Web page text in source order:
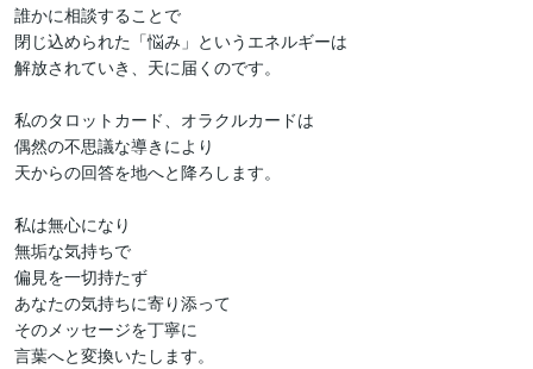
誰かに相談することで
閉じ込められた「悩み」というエネルギーは
解放されていき、天に届くのです。
私のタロットカード、オラクルカードは
偶然の不思議な導きにより
天からの回答を地へと降ろします。
私は無心になり
無垢な気持ちで
偏見を一切持たず
あなたの気持ちに寄り添って
そのメッセージを丁寧に
言葉へと変換いたします。